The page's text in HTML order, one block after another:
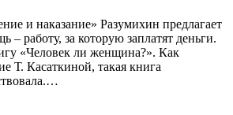
и наказание» Разумихин предлагает
– работу, за которую заплатят деньги.
«Человек ли женщина?». Как
Т. Касаткиной, такая книга